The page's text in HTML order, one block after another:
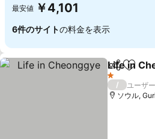
最安値 ￥4,101
6件のサイトの料金を表示
シェアお気
Life in
1 ホテルのラン
/
ユーザ
ソウル,